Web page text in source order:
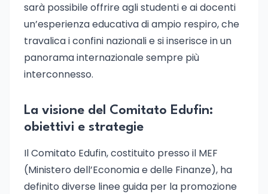
sarà possibile offrire agli studenti e ai docenti
un’esperienza educativa di ampio respiro, che
travalica i confini nazionali e si inserisce in un
panorama internazionale sempre più
interconnesso.
La visione del Comitato Edufin:
obiettivi e strategie
Il Comitato Edufin, costituito presso il MEF
(Ministero dell’Economia e delle Finanze), ha
definito diverse linee guida per la promozione